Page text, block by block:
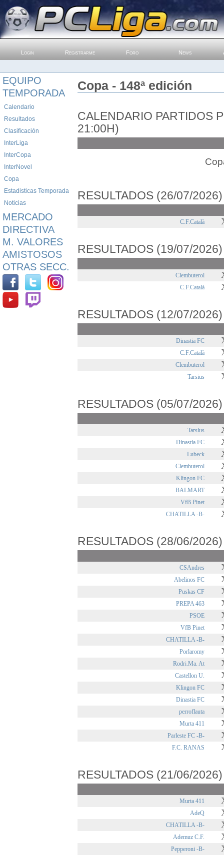
Login Registrarme Foro News
EQUIPO
TEMPORADA
Calendario
Resultados
Clasificación
InterLiga
InterCopa
InterNovel
Copa
Estadisticas Temporada
Noticias
MERCADO
DIRECTIVA
M. VALORES
AMISTOSOS
OTRAS SECC.
Copa - 148ª edición
CALENDARIO PARTIDOS
21:00H)
RESULTADOS (26/07/2026)
C.F.Català
RESULTADOS (19/07/2026)
Clembuterol
C.F.Català
RESULTADOS (12/07/2026)
Dinastia FC
C.F.Català
Clembuterol
Tarsius
RESULTADOS (05/07/2026)
Tarsius
Dinastia FC
Lubeck
Clembuterol
Klingon FC
BALMART
VfB Pinet
CHATILLA -B-
RESULTADOS (28/06/2026)
CSAndres
Abelinos FC
Puskas CF
PREPA 463
PSOE
VfB Pinet
CHATILLA -B-
Porlaromy
Rodri.Ma. At
Castellon U.
Klingon FC
Dinastia FC
perroflauta
Murta 411
Parleste FC -B-
F.C. RANAS
RESULTADOS (21/06/2026)
Murta 411
AdeQ
CHATILLA -B-
Ademuz C.F.
Pepperoni -B-